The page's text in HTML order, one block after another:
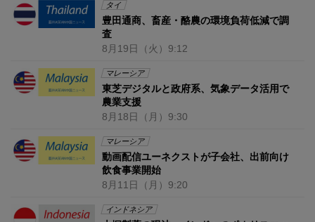
タイ
豊田通商、畜産・酪農の環境負荷低減で調
査
8月19日 （火） 9:12
マレーシア
東芝デジタルと政府系、気象データ活用で
農業支援
8月18日 （月） 9:30
マレーシア
動画配信ユーネクストが子会社、出前向け
飲食事業開始
8月11日 （月） 9:20
インドネシア